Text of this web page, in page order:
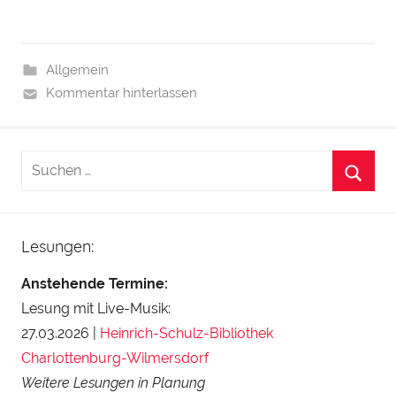
Allgemein
Kommentar hinterlassen
Lesungen:
Anstehende Termine:
Lesung mit Live-Musik:
27.03.2026 |
Heinrich-Schulz-Bibliothek
Charlottenburg-Wilmersdorf
Weitere Lesungen in Planung